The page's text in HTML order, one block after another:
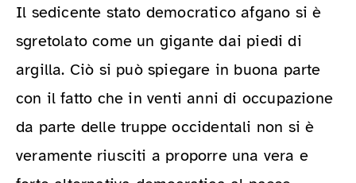
Il sedicente stato democratico afgano si è
sgretolato come un gigante dai piedi di
argilla. Ciò si può spiegare in buona parte
con il fatto che in venti anni di occupazione
da parte delle truppe occidentali non si è
veramente riusciti a proporre una vera e